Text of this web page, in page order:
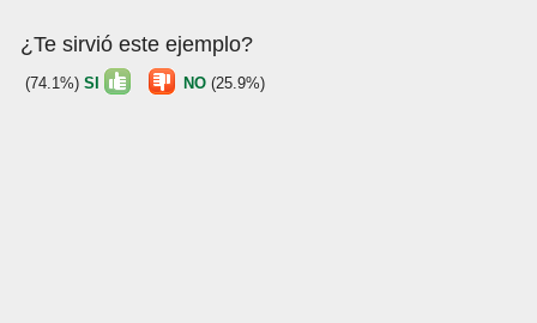
¿Te sirvió este ejemplo?
(74.1%) SI NO (25.9%)